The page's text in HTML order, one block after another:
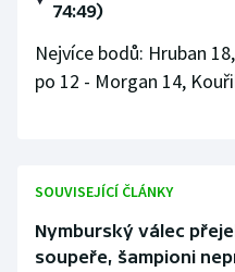
Lyže a snowboard
Motorsport
Olympijské hry
74:49)
Nejvíce bodů: Hruban
po 12 - Morgan 14,
SOUVISEJÍCÍ ČLÁNKY
Nymburský válec
soupeře, šampioni